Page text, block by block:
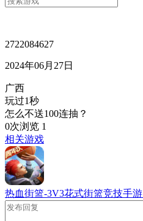
2722084627
2024年06月27日
广西
玩过1秒
怎么不送100连抽？
0次浏览 1
相关游戏
热血街篮-3V3花式街篮竞技手游